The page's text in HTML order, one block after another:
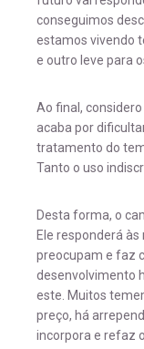
conseguimos
estamos vivendo
e outro leve para
Ao final,
acaba por
tratamento do
Tanto o uso
Desta forma, o
Ele responderá
preocupam e faz
desenvolvimento
este. Muitos
preço, há
incorpora e refaz